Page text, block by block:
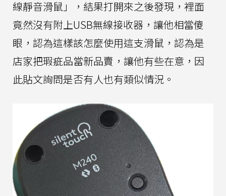
線靜音滑鼠」，結果打開來之後發現，裡面
竟然沒有附上USB無線接收器，讓他相當傻
眼，認為這樣該怎麼使用這支滑鼠，認為是
店家把瑕疵品當新品賣，讓他有些在意，因
此貼文詢問是否有人也有類似情況。